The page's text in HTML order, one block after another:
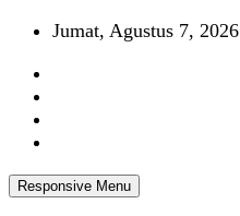
Skip
content
Jumat, Agustus 7, 2026
Responsive Menu